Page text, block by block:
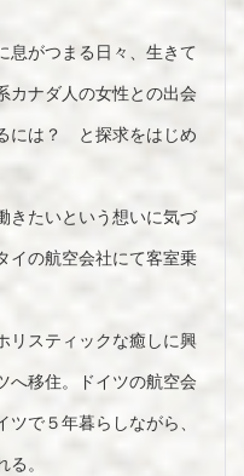
息がつまる日々、生きて
カナダ人の女性との出会
には？ と探求をはじめ
きたいという想いに気づ
イの航空会社にて客室乗
リスティックな癒しに興
へ移住。ドイツの航空会
で５年暮らしながら、
。